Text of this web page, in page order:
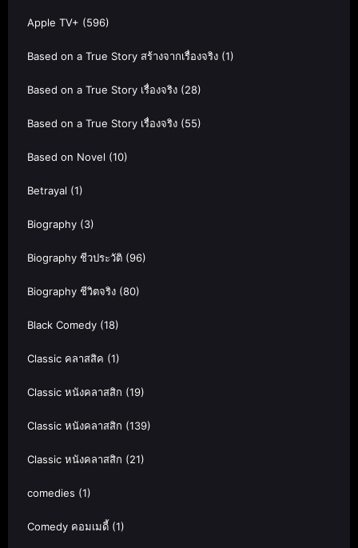
Apple TV+ (596)
Based on a True Story สร้างจากเรื่องจริง (1)
Based on a True Story เรื่องจริง (28)
Based on a True Story เรื่องจริง (55)
Based on Novel (10)
Betrayal (1)
Biography (3)
Biography ชีวประวัติ (96)
Biography ชีวิตจริง (80)
Black Comedy (18)
Classic คลาสสิค (1)
Classic หนังคลาสสิก (19)
Classic หนังคลาสสิก (139)
Classic หนังคลาสสิก (21)
comedies (1)
Comedy คอมเมดี้ (1)